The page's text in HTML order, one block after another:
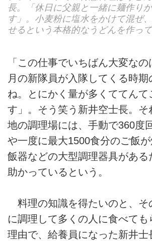
長。「休日に父親と一緒に麺作り
す」。小麦粉に塩水をかけて混ぜ
せるという本格的なうどんを作っ
「この仕事でいちばん大変な
月の新隊員が入隊してくる時期
ね。とにかく量が多くててんて
す」。そう笑う新井空士長。そ
地の調理場には、手動で360度
や一度に最大1500食分のご飯
飯器などの大型調理器具がある
助かっているという。
料理の知識を得たいのと、そ
に調理して多くの人に食べても
理由で、給養員になった新井士